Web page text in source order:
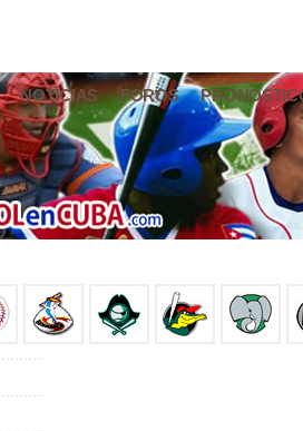
NOTICIAS FOROS